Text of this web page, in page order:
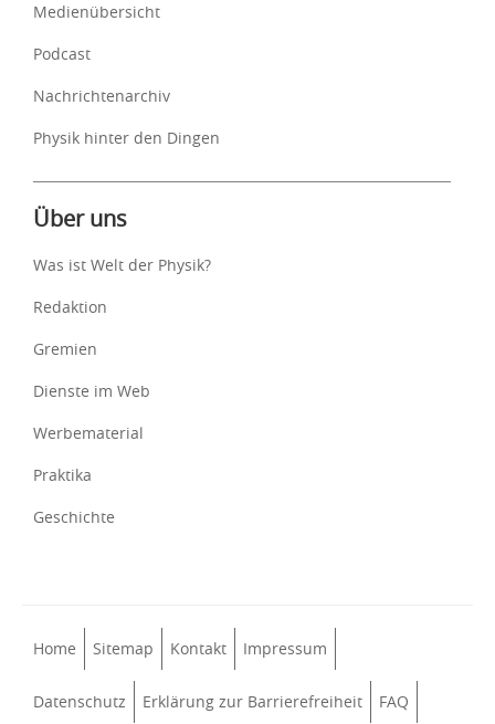
Medienübersicht
Podcast
Nachrichtenarchiv
Physik hinter den Dingen
Über uns
Was ist Welt der Physik?
Redaktion
Gremien
Dienste im Web
Werbematerial
Praktika
Geschichte
Home Sitemap Kontakt Impressum
Datenschutz Erklärung zur Barrierefreiheit FAQ